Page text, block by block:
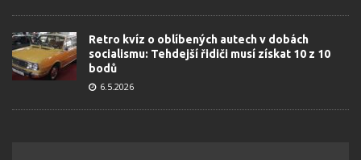
Retro kvíz o oblíbených autech v dobách
socialismu: Tehdejší řidiči musí získat 10 z 10
bodů
6.5.2026